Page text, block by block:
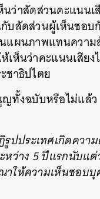
ว่าสัดส่วนคะแนนเ
สัดส่วนผู้เห็นชอบ
ผนภาพแทนควา
เห็นว่าคะแนนเสี
ชาธิปไตย
ทั้งฉบับหรือไม่แล้
รูปประเทศเกิดคว
หว่าง 5 ปีแรกนับ
ให้ความเห็นชอบ